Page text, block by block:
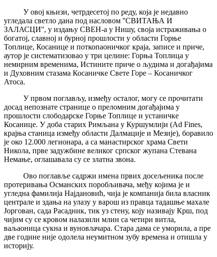
У овој књизи, четрдесетој по реду, која је недавно
угледала светло дана под насловом ''СВИТАЊА И
ЗАЛАСЦИ'', у издању СВЕН-а у Нишу, своја истраживања о
богатој, славној и бурној прошлости у области Горње
Топлице, Косанице и поткопаоничког краја, записе и приче,
аутор је систематизовао у три целине: Горња Топлица у
немирним временима, Истините приче о људима и догађајима
и Духовним стазама Косаничке Свете Горе – Косаничког
Атоса.
У првом поглављу, између осталог, могу се прочитати
досад непознате странице о преломним догађајима у
прошлости слободарске Горње Топлице и устаничке
Косанице. У доба старих Римљана у Куршумлији (Ad Fines,
крајња станица између области Далмације и Мезије), боравило
је око 12.000 легионара, а са манастирског храма Свети
Никола, прве задужбине великог српског жупана Стевана
Немање, оглашавала су се златна звона.
Ово поглавље садржи имена првих досељеника после
протеривања Османских поробљивача, међу којима је и
угледна фамилија Најдановић, чија је компанија била власник
централе и здања на улазу у варош из правца тадашње махале
Јоргован, сада Расадник, тик уз стену, коју називају Крш, под
чијим су се кровом налазили млин са четири витла,
ваљаоница сукна и вуновлачара. Стара дама се уморила, а пре
две године није одолела неумитном зубу времена и отишла у
историју.